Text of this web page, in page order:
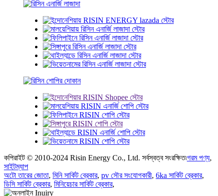
কপিরাইট © 2010-2024 Risin Energy Co., Ltd. সর্বস্বত্ব সংরক্ষিত৷গরম পণ্য,
সাইটম্যাপ
অটো তারের জোতা, মিনি সার্কিট ব্রেকার, pv সৌর সংযোগকারী, 6ka সার্কিট ব্রেকার,
ডিসি সার্কিট ব্রেকার, মিনিয়েচার সার্কিট ব্রেকার,